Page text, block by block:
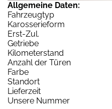
Allgemeine Daten:
Fahrzeugtyp
Karosserieform
Erst-Zul.
Getriebe
Kilometerstand
Anzahl der Türen
Farbe
Standort
Lieferzeit
Unsere Nummer